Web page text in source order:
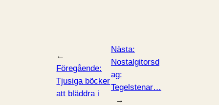
←
Föregående:
Tjusiga böcker
att bläddra i
Nästa:
Nostalgitorsd
ag:
Tegelstenar…
→